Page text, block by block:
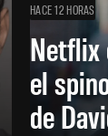
HACE 12 HORAS
Netflix
el
de